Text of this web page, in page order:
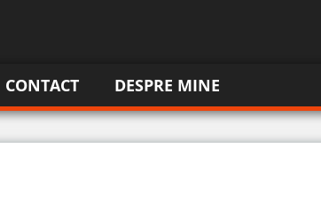
CONTACT DESPRE MINE